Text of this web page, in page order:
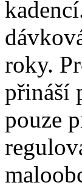
roky.
přináší
pouze